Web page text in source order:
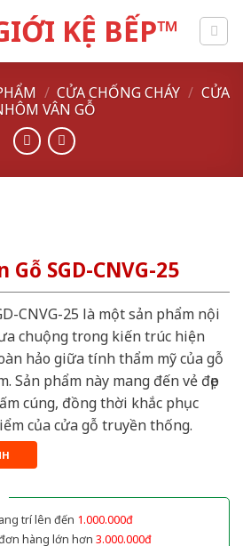
/ CỬA CHỐNG CHÁY / CỬA
VÂN GỖ
SGD-CNVG-25
CNVG-25 là một sản phẩm nội
chuộng trong kiến trúc hiện
hảo giữa tính thẩm mỹ của gỗ
Sản phẩm này mang đến vẻ đẹp
cúng, đồng thời khắc phục
của cửa gỗ truyền thống.
trí lên đến 1.000.000đ
hàng lớn hơn 3.000.000đ